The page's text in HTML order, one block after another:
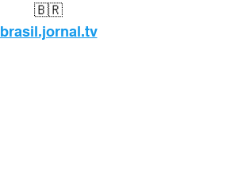
🇧🇷
brasil.jornal.tv